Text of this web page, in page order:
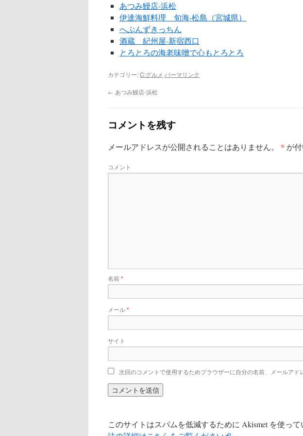
あつみ鰻店-浜松
伊達海鮮料理 旬海-松島（宮城県）
へぶんずきっちん
酒蔵 紀州屋-新宿西口
とろとろの海老味噌で心もとろとろ
カテゴリー:C:グルメ パーマリンク
← あつみ鰻店-浜松
コメントを残す
メールアドレスが公開されることはありません。 * が
コメント
名前*
メール*
サイト
次回のコメントで使用するためブラウザーに自分の名前、メールアド
このサイトはスパムを低減するために Akismet を使って